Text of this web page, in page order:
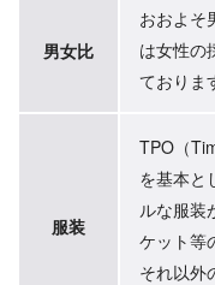
男女比
おおよそ
は女性の
ておりま
服装
TPO（
を基本と
ルな服装
ケット等
それ以外